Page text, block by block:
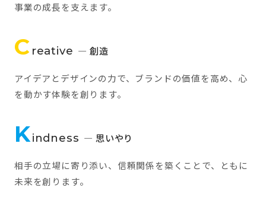
事業の成長を支えます。
C reative — 創造
アイデアとデザインの力で、ブランドの価値を高め、心
を動かす体験を創ります。
Kindness — 思いやり
相手の立場に寄り添い、信頼関係を築くことで、ともに
未来を創ります。